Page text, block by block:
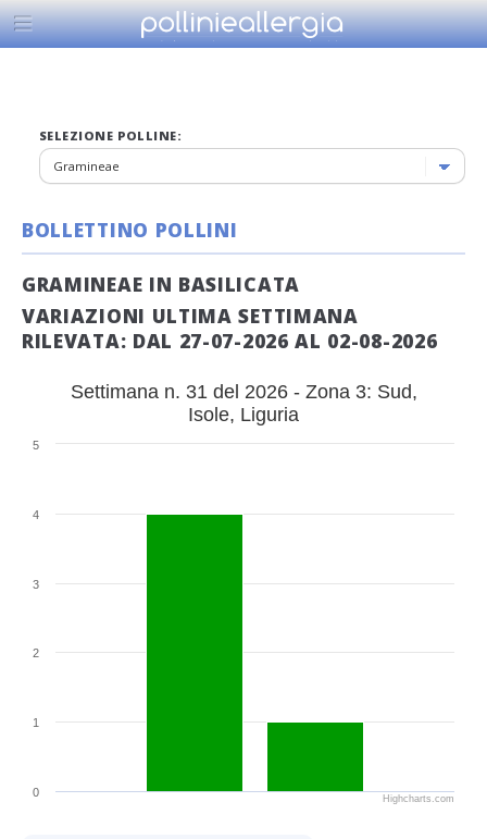
SELEZIONE POLLINE:
BOLLETTINO POLLINI
GRAMINEAE IN BASILICATA
VARIAZIONI ULTIMA SETTIMANA
RILEVATA: DAL 27-07-2026 AL 02-08-2026
Settimana n. 31 del 2026 - Zona 3: Sud,
Isole, Liguria
0
1
2
3
4
5
Highcharts.com